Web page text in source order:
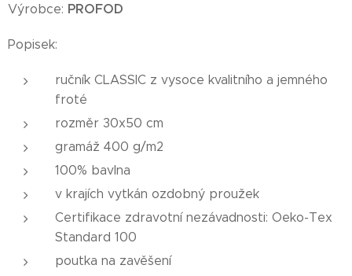
Výrobce: PROFOD
Popisek:
ručník CLASSIC z vysoce kvalitního a jemného
froté
rozměr 30x50 cm
gramáž 400 g/m2
100% bavlna
v krajích vytkán ozdobný proužek
Certifikace zdravotní nezávadnosti: Oeko-Tex
Standard 100
poutka na zavěšení